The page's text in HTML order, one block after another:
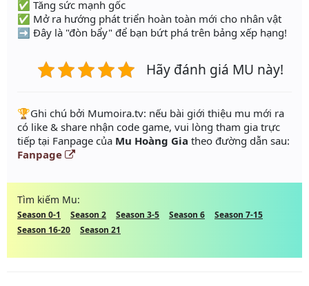
✅ Tăng sức mạnh gốc
✅ Mở ra hướng phát triển hoàn toàn mới cho nhân vật
➡️ Đây là "đòn bẩy" để bạn bứt phá trên bảng xếp hạng!
Hãy đánh giá MU này!
️🏆Ghi chú bởi Mumoira.tv: nếu bài giới thiệu mu mới ra
có like & share nhận code game, vui lòng tham gia trực
tiếp tại Fanpage của Mu Hoàng Gia theo đường dẫn sau:
Fanpage
Tìm kiếm Mu:
Season 0-1 Season 2 Season 3-5 Season 6
Season 7-15
Season 16-20
Season 21